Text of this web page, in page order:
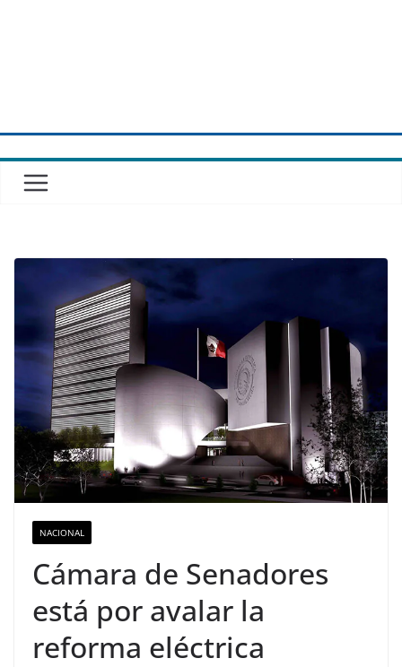
NACIONAL
Cámara de Senadores
está por avalar la
reforma eléctrica